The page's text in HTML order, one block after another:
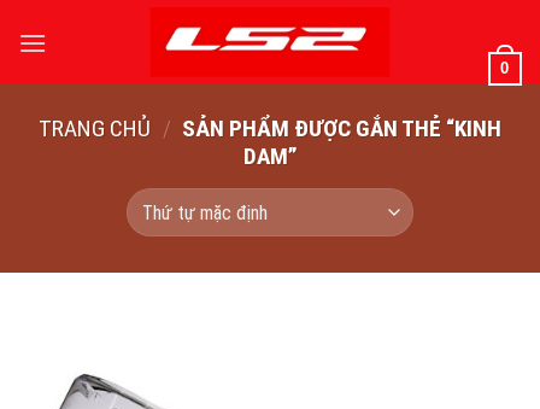
qua
0
TRANG CHỦ / SẢN PHẨM ĐƯỢC GẮN THẺ “KINH
DAM”